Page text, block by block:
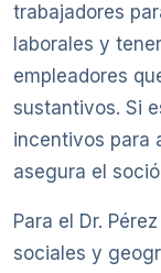
trabajadores
laborales y
empleadores
sustantivos. Si
incentivos para
asegura el
Para el Dr.
sociales y